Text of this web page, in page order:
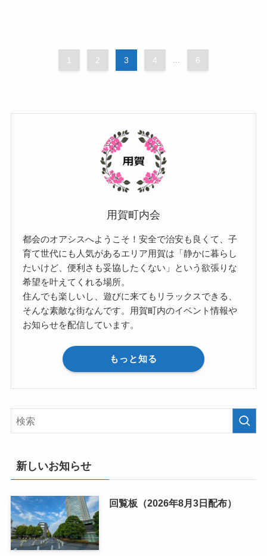
1 2 3 4 ... 6
用賀町内会
都会のオアシスへようこそ！安全で治安も良くて、子
育て世代にも人気があるエリア用賀は「静かに暮らし
たいけど、便利さも妥協したくない」という欲張りな
希望を叶えてくれる場所。
住んでも楽しいし、遊びに来てもリラックスできる、
そんな素敵な街なんです。用賀町内のイベント情報や
お知らせを配信しています。
もっと知る
新しいお知らせ
回覧板（2026年8月3日配布）